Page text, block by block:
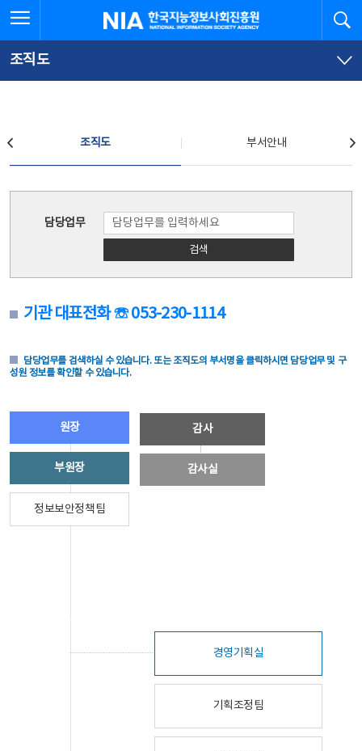
문
로
가
체
뉴
바
가
한국지능정보사회진흥원
조직도
조직도 부서안내
담당업무
검색
기관 대표전화 ☏ 053-230-1114
담당업무를 검색하실 수 있습니다. 또는 조직도의 부서명을 클릭하시면 담당업무 및 구
성원 정보를 확인할 수 있습니다.
원장
부원장
정보보안정책팀
감사
감사실
경영기획실
기획조정팀